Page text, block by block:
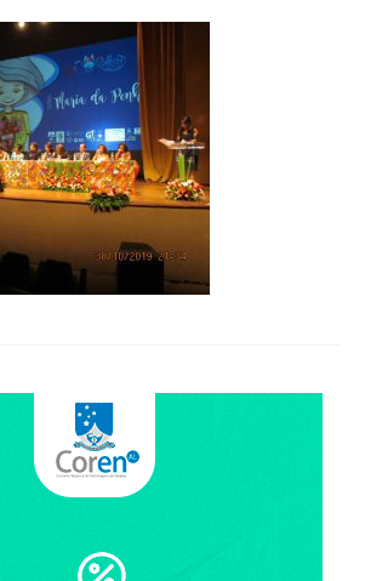
e Diretoria
Técnicas
Serviços ao Cidadão
e Prestação de Contas
2023
Anteriores
presidente